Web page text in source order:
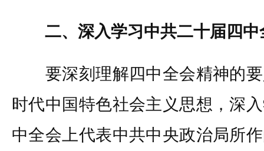
二、深入学习中共二十届四中
要深刻理解四中全会精神的要
时代中国特色社会主义思想，深
中全会上代表中共中央政治局所